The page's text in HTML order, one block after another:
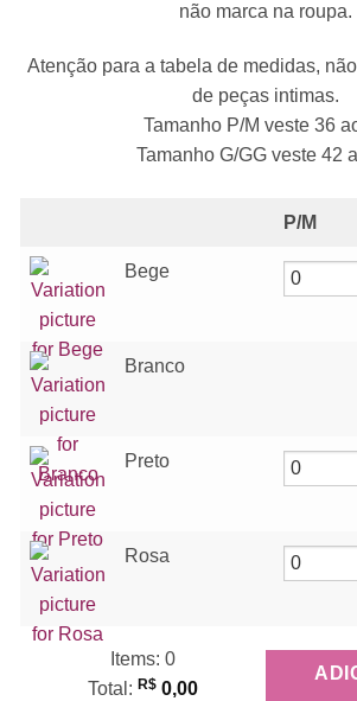
não marca na roupa.
Atenção para a tabela de medidas,
de peças intimas.
Tamanho P/M veste 36
Tamanho G/GG veste 42
P/M
Bege
Branco
Preto
Rosa
Items: 0
Total : R$ 0,00